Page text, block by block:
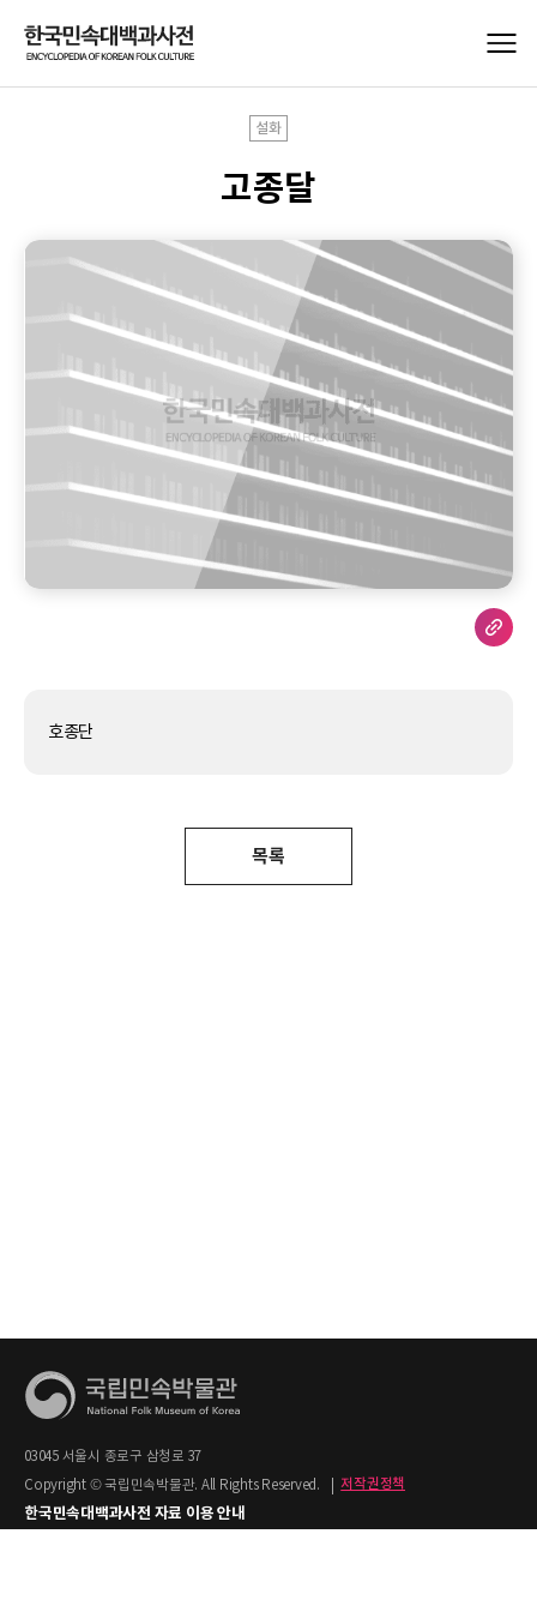
설화
고종달
호종단
목록
03045 서울시 종로구 삼청로 37
Copyright © 국립민속박물관. All Rights Reserved.
저작권정책
한국민속대백과사전 자료 이용 안내